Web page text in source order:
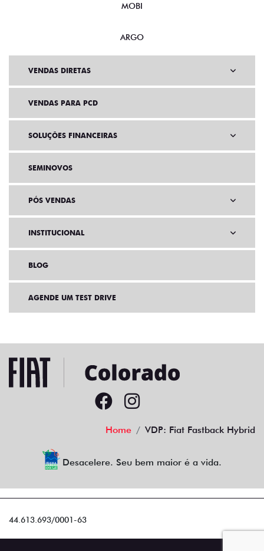
MOBI
ARGO
VENDAS DIRETAS
VENDAS PARA PCD
SOLUÇÕES FINANCEIRAS
SEMINOVOS
PÓS VENDAS
INSTITUCIONAL
BLOG
AGENDE UM TEST DRIVE
Home VDP: Fiat Fastback Hybrid
Desacelere. Seu bem maior é a vida.
44.613.693/0001-63